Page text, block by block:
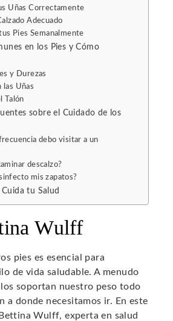
Uñas Correctamente
Adecuado
Pies Semanalmente
en los Pies y Cómo
y Durezas
las Uñas
Talón
sobre el Cuidado de los
debo visitar a un
descalzo?
mis zapatos?
tu Salud
Wulff
pies es esencial para
de vida saludable. A menudo
soportan nuestro peso todo
a donde necesitamos ir. En este
Wulff, experta en salud